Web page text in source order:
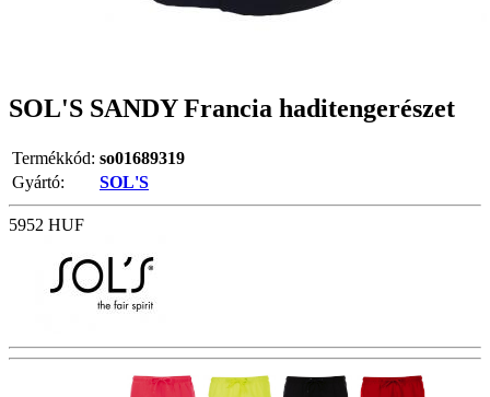
SOL'S SANDY Francia haditengerészet
Termékkód: so01689319
Gyártó:
SOL'S
5952 HUF